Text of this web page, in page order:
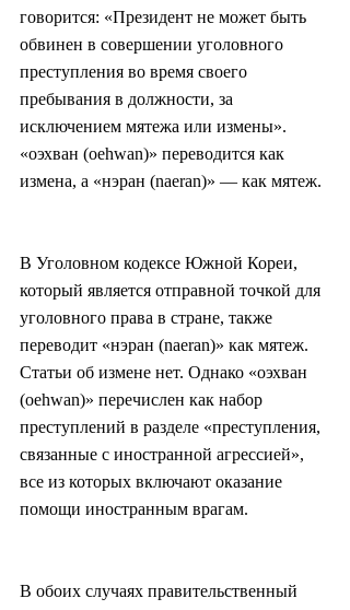
говорится: «Президент не может быть
обвинен в совершении уголовного
преступления во время своего
пребывания в должности, за
исключением мятежа или измены».
«оэхван (oehwan)» переводится как
измена, а «нэран (naeran)» — как мятеж.
В Уголовном кодексе Южной Кореи,
который является отправной точкой для
уголовного права в стране, также
переводит «нэран (naeran)» как мятеж.
Статьи об измене нет. Однако «оэхван
(oehwan)» перечислен как набор
преступлений в разделе «преступления,
связанные с иностранной агрессией»,
все из которых включают оказание
помощи иностранным врагам.
В обоих случаях правительственный